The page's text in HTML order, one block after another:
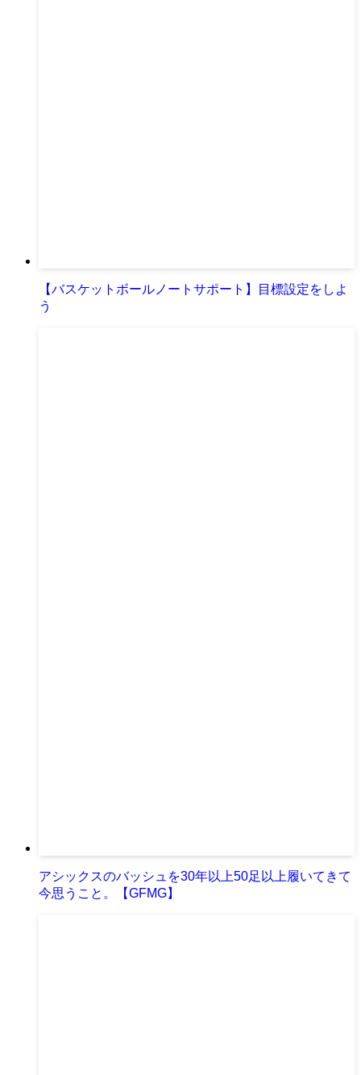
【バスケットボールノートサポート】目標設定をしよ
う
アシックスのバッシュを30年以上50足以上履いてきて
今思うこと。【GFMG】